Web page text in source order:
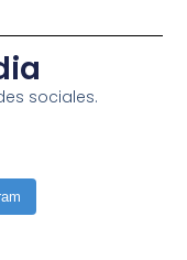
sociales.